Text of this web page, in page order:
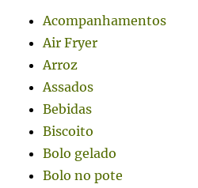
Acompanhamentos
Air Fryer
Arroz
Assados
Bebidas
Biscoito
Bolo gelado
Bolo no pote